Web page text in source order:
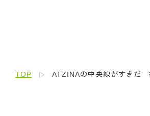
TOP ATZINAの中央線がすき